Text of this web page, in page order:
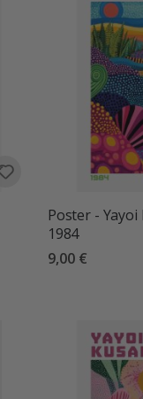
Poster -
1984
9,00 €